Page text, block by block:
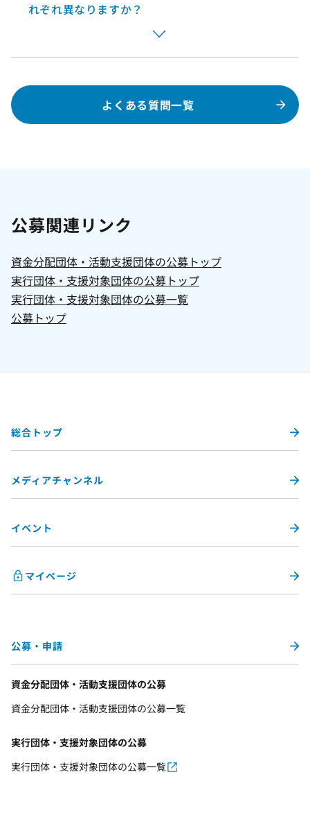
れぞれ異なりますか？
よくある質問一覧
公募関連リンク
資金分配団体・活動支援団体の公募トップ
実行団体・支援対象団体の公募トップ
実行団体・支援対象団体の公募一覧
公募トップ
総合トップ
メディアチャンネル
イベント
マイページ
公募・申請
資金分配団体・活動支援団体の公募
資金分配団体・活動支援団体の公募一覧
実行団体・支援対象団体の公募
実行団体・支援対象団体の公募一覧